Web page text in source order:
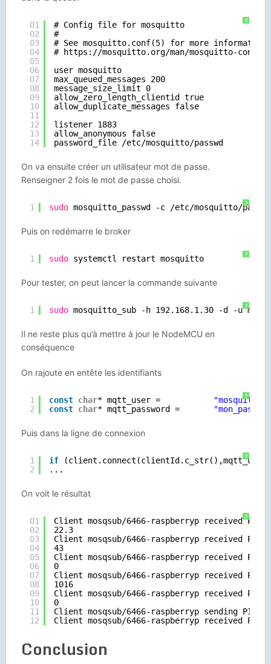
?
01
02
03
04
05
06
07
08
09
10
11
12
13
14
# Config file for mosquitto
#
# See mosquitto.conf(5) for more information.
# https://mosquitto.org/man/mosquitto-conf-
user mosquitto
max_queued_messages 200
message_size_limit 0
allow_zero_length_clientid true
allow_duplicate_messages false
listener 1883
allow_anonymous false
password_file /etc/mosquitto/passwd
On va ensuite créer un utilisateur mot de passe.
Renseigner 2 fois le mot de passe choisi.
?
1 sudo mosquitto_passwd -c /etc/mosquitto/passwd
Puis on redémarre le broker
?
1 sudo systemctl restart mosquitto
Pour tester, on peut lancer la commande suivante
?
1 sudo mosquitto_sub -h 192.168.1.30 -d -u
Il ne reste plus qu’à mettre à jour le NodeMCU en
conséquence
On rajoute en entête les identifiants
?
1
2
const char* mqtt_user = "mosquitto"
const char* mqtt_password =
Puis dans la ligne de connexion
?
1
2
if
...
On voit le résultat
?
01
02
03
04
05
06
07
08
09
10
11
12
Client mosqsub/6466-raspberryp
received
22.3
Client mosqsub/6466-raspberryp
received
43
Client mosqsub/6466-raspberryp
received
0
Client mosqsub/6466-raspberryp
received
1016
Client mosqsub/6466-raspberryp
received
0
Client mosqsub/6466-raspberryp sending
Client mosqsub/6466-raspberryp received
Conclusion